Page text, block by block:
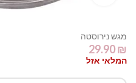
מגש נירוסטה
29.90₪
המלאי אזל